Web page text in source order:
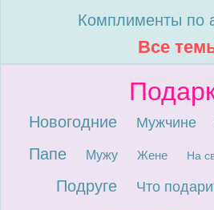
Комплименты по
Все
Новогодние Мужчине
Папе Мужу Жене На
Подруге
Что